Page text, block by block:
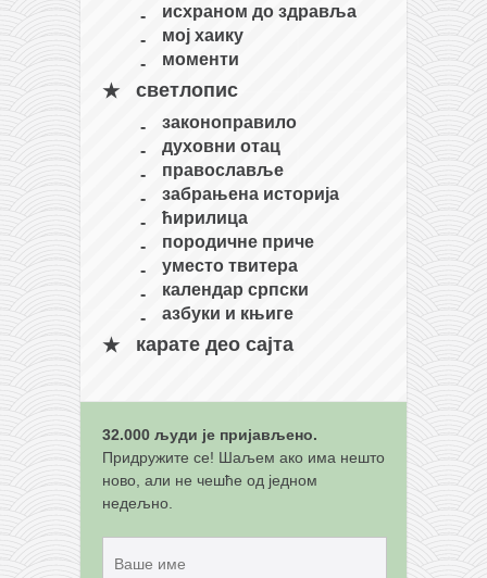
карате
наиханчи
кушанку
темашивари
кобудо
нунчаку
тонфа
тсунами дојо
програм
снимци наступа
галерија клуба
исхраном до здравља
мој хаику
моменти
светлопис
законоправило
духовни отац
православље
забрањена историја
ћирилица
породичне приче
уместо твитера
календар српски
азбуки и књиге
карате део сајта
32.000 људи је пријављено.
Придружите се! Шаљем ако има нешто
ново, али не чешће од једном
недељно.